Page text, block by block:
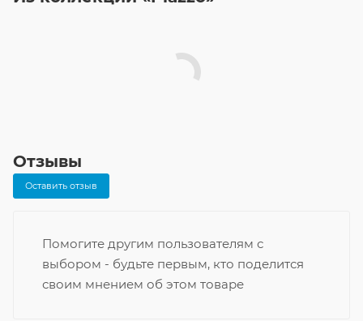
Отзывы
Оставить отзыв
Помогите другим пользователям с
выбором - будьте первым, кто поделится
своим мнением об этом товаре